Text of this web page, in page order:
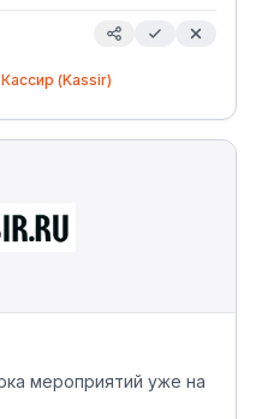
Кассир (Kassir)
мероприятий уже на